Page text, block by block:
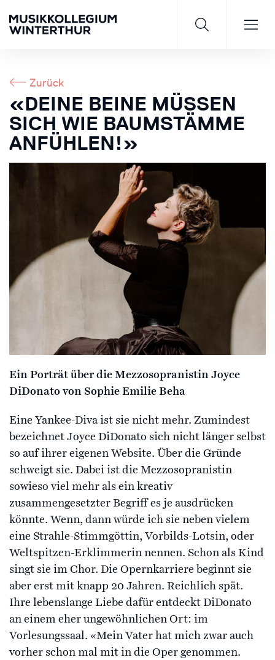
Saisonprogramm 26/27
Zurück
«DEINE BEINE MÜSSEN
SICH WIE BAUMSTÄMME
ANFÜHLEN!»
Ein Porträt über die Mezzosopranistin Joyce
DiDonato von Sophie Emilie Beha
Eine Yankee-Diva ist sie nicht mehr. Zumindest
bezeichnet Joyce DiDonato sich nicht länger selbst
so auf ihrer eigenen Website. Über die Gründe
schweigt sie. Dabei ist die Mezzosopranistin
sowieso viel mehr als ein kreativ
zusammengesetzter Begriff es je ausdrücken
könnte. Wenn, dann würde ich sie neben vielem
eine Strahle-Stimmgöttin, Vorbilds-Lotsin, oder
Weltspitzen-Erklimmerin nennen. Schon als Kind
singt sie im Chor. Die Opernkarriere beginnt sie
aber erst mit knapp 20 Jahren. Reichlich spät.
Ihre lebenslange Liebe dafür entdeckt DiDonato
an einem eher ungewöhnlichen Ort: im
Vorlesungssaal. «Mein Vater hat mich zwar auch
vorher schon mal mit in die Oper genommen.